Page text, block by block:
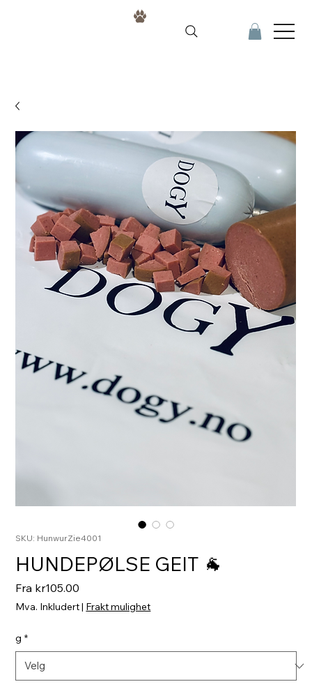
SKU: HunwurZie4001
HUNDEPØLSE GEIT 🐐
Fra kr105.00
Mva. Inkludert| Frakt mulighet
g *